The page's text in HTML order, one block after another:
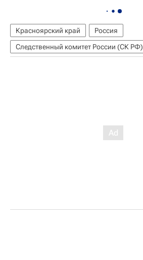
Красноярский край
Россия
Следственный комитет России (СК РФ)